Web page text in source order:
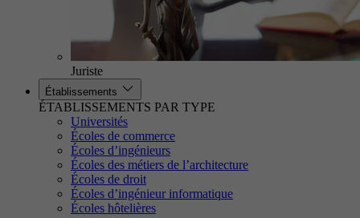
Juriste
Établissements
ÉTABLISSEMENTS PAR TYPE
Universités
Écoles de commerce
Écoles d’ingénieurs
Écoles des métiers de l’architecture
Écoles de droit
Écoles d’ingénieur informatique
Écoles hôtelières